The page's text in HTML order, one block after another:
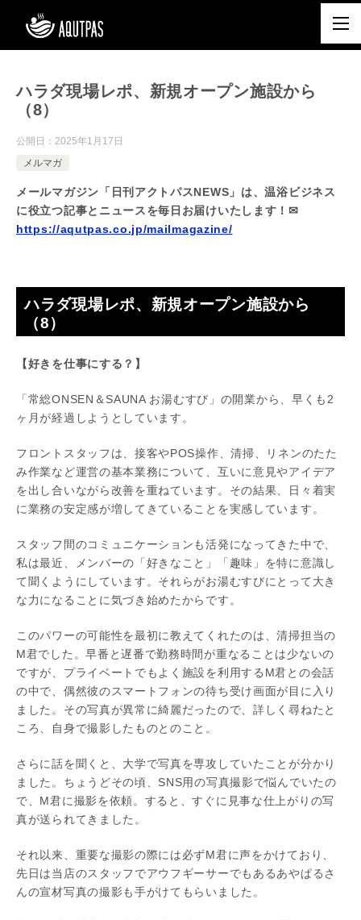
ハラダ現場レポ、新規オープン施設から
（8）
公開日： 2025年1月17日
メルマガ
メールマガジン「日刊アクトパスNEWS」は、温浴ビジネス
に役立つ記事とニュースを毎日お届けいたします！✉
https://aqutpas.co.jp/mailmagazine/
ハラダ現場レポ、新規オープン施設から
（8）
【好きを仕事にする？】
「常総ONSEN＆SAUNA お湯むすび」の開業から、早くも2
ヶ月が経過しようとしています。
フロントスタッフは、接客やPOS操作、清掃、リネンのたた
み作業など運営の基本業務について、互いに意見やアイデア
を出し合いながら改善を重ねています。その結果、日々着実
に業務の安定感が増してきていることを実感しています。
スタッフ間のコミュニケーションも活発になってきた中で、
私は最近、メンバーの「好きなこと」「趣味」を特に意識し
て聞くようにしています。それらがお湯むすびにとって大き
な力になることに気づき始めたからです。
このパワーの可能性を最初に教えてくれたのは、清掃担当の
M君でした。早番と遅番で勤務時間が重なることは少ないの
ですが、プライベートでもよく施設を利用するM君との会話
の中で、偶然彼のスマートフォンの待ち受け画面が目に入り
ました。その写真が異常に綺麗だったので、詳しく尋ねたと
ころ、自身で撮影したものとのこと。
さらに話を聞くと、大学で写真を専攻していたことが分かり
ました。ちょうどその頃、SNS用の写真撮影で悩んでいたの
で、M君に撮影を依頼。すると、すぐに見事な仕上がりの写
真が送られてきました。
それ以来、重要な撮影の際には必ずM君に声をかけており、
先日は当店のスタッフでアウフギーサーでもあるあやぱるさ
んの宣材写真の撮影も手がけてもらいました。